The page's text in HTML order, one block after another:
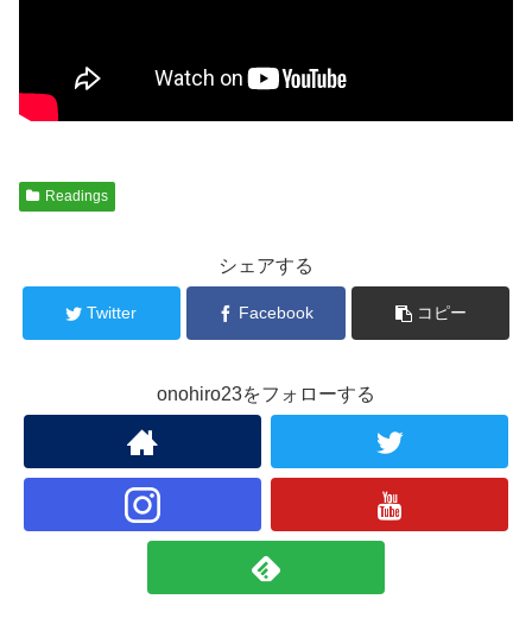
Readings
シェアする
Twitter Facebook コピー
onohiro23をフォローする